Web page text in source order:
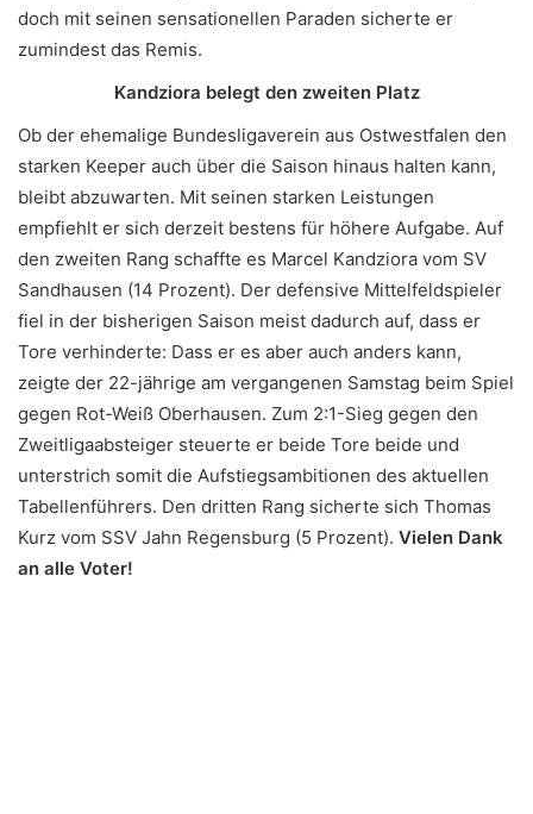
doch mit seinen sensationellen Paraden sicherte er
zumindest das Remis.
Kandziora belegt den zweiten Platz
Ob der ehemalige Bundesligaverein aus Ostwestfalen den
starken Keeper auch über die Saison hinaus halten kann,
bleibt abzuwarten. Mit seinen starken Leistungen
empfiehlt er sich derzeit bestens für höhere Aufgabe. Auf
den zweiten Rang schaffte es Marcel Kandziora vom SV
Sandhausen (14 Prozent). Der defensive Mittelfeldspieler
fiel in der bisherigen Saison meist dadurch auf, dass er
Tore verhinderte: Dass er es aber auch anders kann,
zeigte der 22-jährige am vergangenen Samstag beim Spiel
gegen Rot-Weiß Oberhausen. Zum 2:1-Sieg gegen den
Zweitligaabsteiger steuerte er beide Tore beide und
unterstrich somit die Aufstiegsambitionen des aktuellen
Tabellenführers. Den dritten Rang sicherte sich Thomas
Kurz vom SSV Jahn Regensburg (5 Prozent). Vielen Dank
an alle Voter!